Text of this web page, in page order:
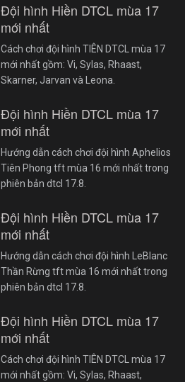
Đội hình Hiền DTCL mùa 17
mới nhất
Cách chơi đội hình TIÊN DTCL mùa 17
mới nhất gồm: Vi, Sylas, Rhaast,
Skarner, Jarvan và Leona.
Đội hình Hiền DTCL mùa 17
mới nhất
Hướng dẫn cách chơi đội hình Aphelios
Tiên Phong tft mùa 16 mới nhất trong
phiên bản dtcl 17.8.
Đội hình Hiền DTCL mùa 17
mới nhất
Hướng dẫn cách chơi đội hình LeBlanc
Thần Rừng tft mùa 16 mới nhất trong
phiên bản dtcl 17.8.
Đội hình Hiền DTCL mùa 17
mới nhất
Cách chơi đội hình TIÊN DTCL mùa 17
mới nhất gồm: Vi, Sylas, Rhaast,